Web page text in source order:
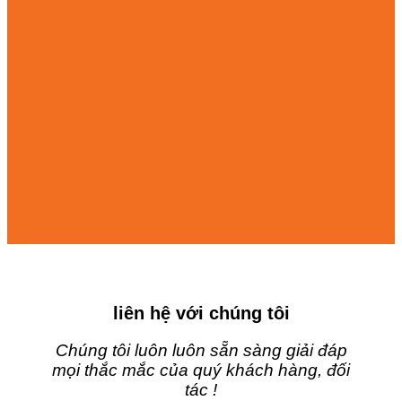
liên hệ với chúng tôi
Chúng tôi luôn luôn sẵn sàng giải đáp
mọi thắc mắc của quý khách hàng, đối
tác !